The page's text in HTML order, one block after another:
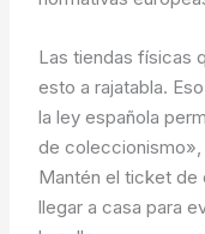
Las tiendas físicas
esto a rajatabla.
la ley española
de coleccionismo»,
Mantén el ticket de
llegar a casa para